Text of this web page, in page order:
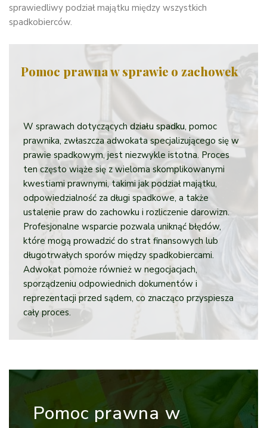
sprawiedliwy podział majątku między wszystkich
spadkobierców.
Pomoc prawna w sprawie o zachowek
W sprawach dotyczącychdziału spadku, pomoc
prawnika, zwłaszcza adwokata specjalizującego się w
prawie spadkowym, jest niezwykle istotna. Proces
ten często wiąże się z wieloma skomplikowanymi
kwestiami prawnymi, takimi jak podział majątku,
odpowiedzialność za długi spadkowe, a także
ustalenie praw do zachowku i rozliczenie darowizn.
Profesjonalne wsparcie pozwala uniknąć błędów,
które mogą prowadzić do strat finansowych lub
długotrwałych sporów między spadkobiercami.
Adwokat pomoże również w negocjacjach,
sporządzeniu odpowiednich dokumentów i
reprezentacji przed sądem, co znacząco przyspiesza
cały proces.
Pomoc prawna w